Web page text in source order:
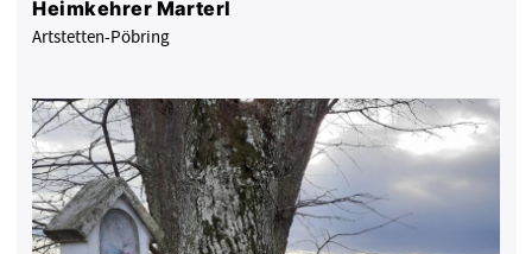
Heimkehrer Marterl
Artstetten-Pöbring